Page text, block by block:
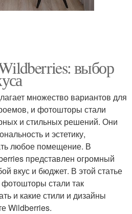
выбор
множество вариантов для
и фотошторы стали
и стильных решений. Они
и эстетику,
любое помещение. В
представлен огромный
вкус и бюджет. В этой статье
стали так
и какие стили и дизайны
Wildberries.